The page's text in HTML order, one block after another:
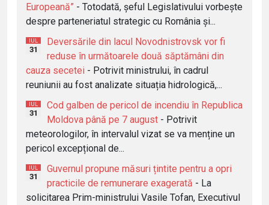
Europeană” - Totodată, șeful Legislativului vorbește
despre parteneriatul strategic cu România și...
IUL
31
Deversările din lacul Novodnistrovsk vor fi
reduse în următoarele două săptămâni din
cauza secetei - Potrivit ministrului, în cadrul
reuniunii au fost analizate situația hidrologică,...
IUL
31
Cod galben de pericol de incendiu în Republica
Moldova până pe 7 august - Potrivit
meteorologilor, în intervalul vizat se va menține un
pericol excepțional de...
IUL
31
Guvernul propune măsuri țintite pentru a opri
practicile de remunerare exagerată - La
solicitarea Prim-ministrului Vasile Tofan, Executivul